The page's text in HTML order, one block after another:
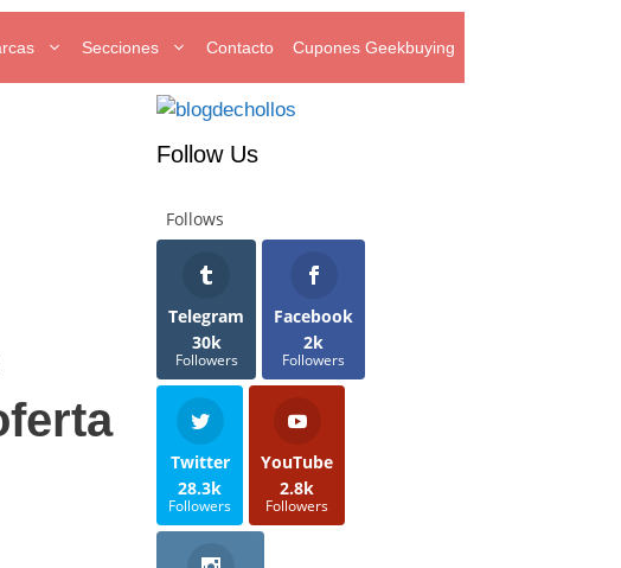
Secciones Contacto Cupones Geekbuying
Follow Us
Follows
Telegram
30k
Followers
Facebook
2k
Followers
Twitter
28.3k
Followers
YouTube
2.8k
Followers